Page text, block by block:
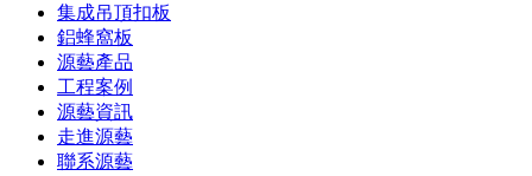
集成吊頂扣板
鋁蜂窩板
源藝產品
工程案例
源藝資訊
走進源藝
聯系源藝